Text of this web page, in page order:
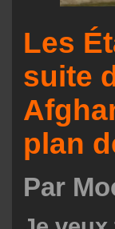
Les
suite
plan
Par